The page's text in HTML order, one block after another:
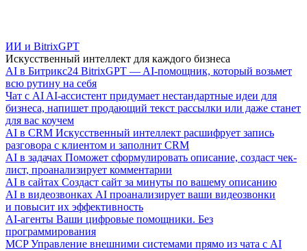
ИИ и BitrixGPT
Искусственный интеллект для каждого бизнеса
AI в Битрикс24 BitrixGPT — AI-помощник, который возьмет
всю рутину на себя
Чат с AI AI-ассистент придумает нестандартные идеи для
бизнеса, напишет продающий текст рассылки или даже станет
для вас коучем
AI в CRM Искусственный интеллект расшифрует запись
разговора с клиентом и заполнит CRM
AI в задачах Поможет сформулировать описание, создаст чек-
лист, проанализирует комментарии
AI в сайтах Создаст сайт за минуты по вашему описанию
AI в видеозвонках AI проанализирует ваши видеозвонки
и повысит их эффективность
AI-агенты Ваши цифровые помощники. Без
программирования
MCP Управление внешними системами прямо из чата с AI